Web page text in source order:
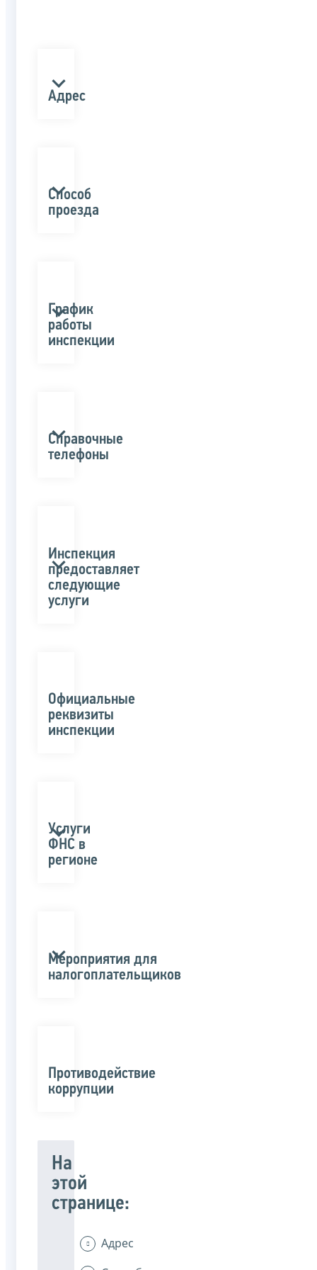
Адрес
Способ
проезда
График
работы
инспекции
Справочные
телефоны
Инспекция
предоставляет
следующие
услуги
Официальные
реквизиты
инспекции
Услуги
ФНС в
регионе
Мероприятия для
налогоплательщиков
Противодействие
коррупции
На
этой
странице:
Адрес